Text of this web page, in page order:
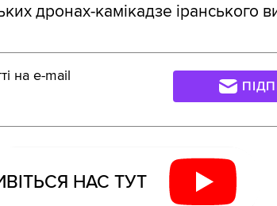
дронах-камікадзе іранського
на e-mail
НАС ТУТ